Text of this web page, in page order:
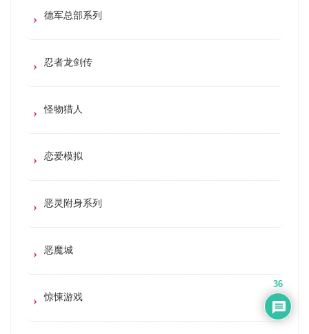
德军总部系列
忍者龙剑传
怪物猎人
恋爱模拟
恶灵附身系列
恶魔城
惊悚游戏
36